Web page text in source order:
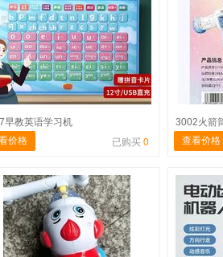
早教英语学习机
价格
已购买 0
3002火箭
查看价格